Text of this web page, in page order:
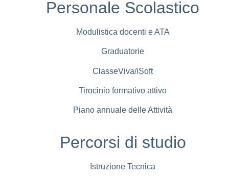
Personale Scolastico
Modulistica docenti e ATA
Graduatorie
ClasseViva/iSoft
Tirocinio formativo attivo
Piano annuale delle Attività
Percorsi di studio
Istruzione Tecnica